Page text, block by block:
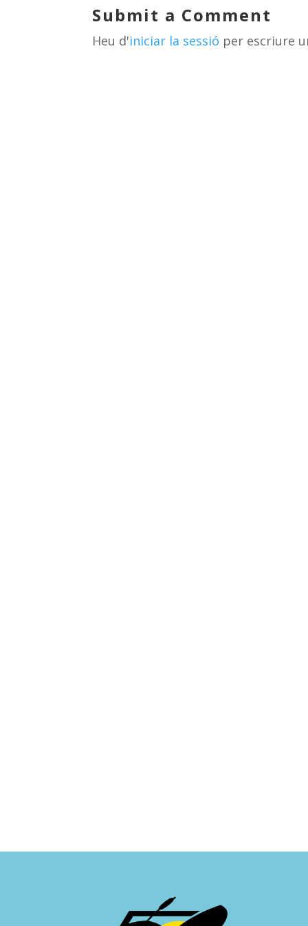
y d
s
a
m
ar
te
ix
Submit a Comment
Heu d'iniciar la sessió per escriure